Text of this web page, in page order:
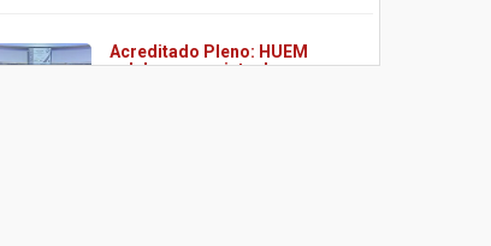
Acreditado Pleno: HUEM
celebra conquista de